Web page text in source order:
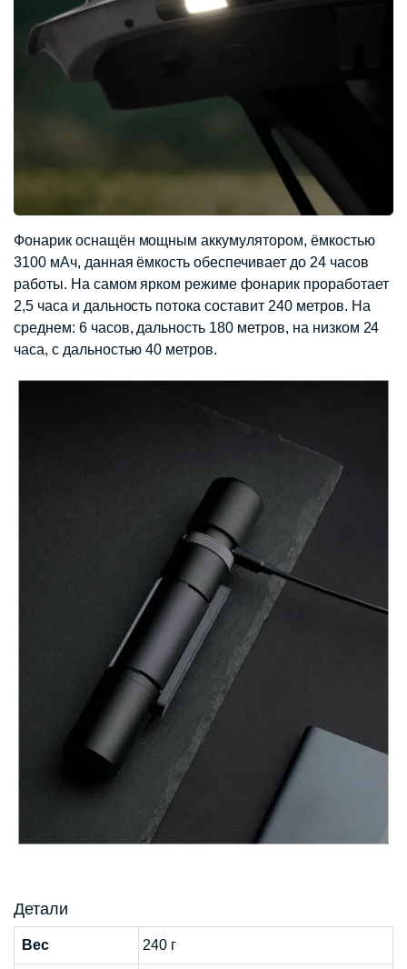
Фонарик оснащён мощным аккумулятором, ёмкостью
3100 мАч, данная ёмкость обеспечивает до 24 часов
работы. На самом ярком режиме фонарик проработает
2,5 часа и дальность потока составит 240 метров. На
среднем: 6 часов, дальность 180 метров, на низком 24
часа, с дальностью 40 метров.
Детали
Вес 240 г